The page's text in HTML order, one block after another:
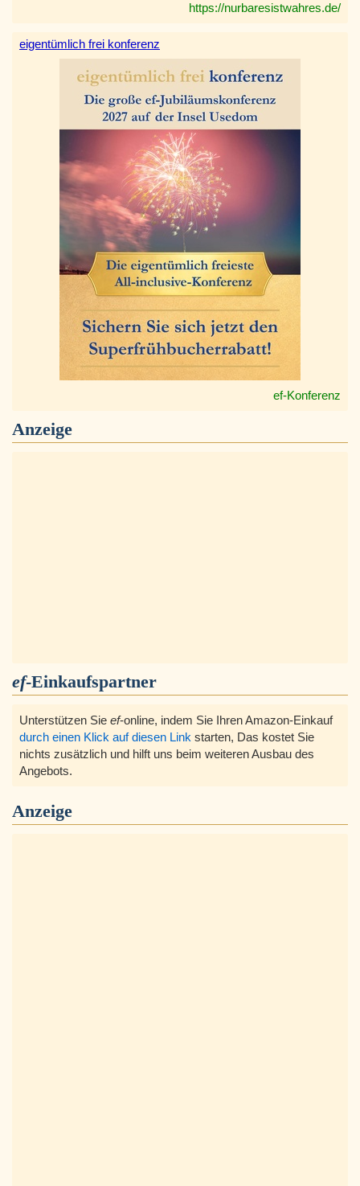
https://nurbaresistwahres.de/
eigentümlich frei konferenz
ef-Konferenz
Anzeige
ef-Einkaufspartner
Unterstützen Sie ef-online, indem Sie Ihren Amazon-Einkauf
durch einen Klick auf diesen Link starten, Das kostet Sie
nichts zusätzlich und hilft uns beim weiteren Ausbau des
Angebots.
Anzeige